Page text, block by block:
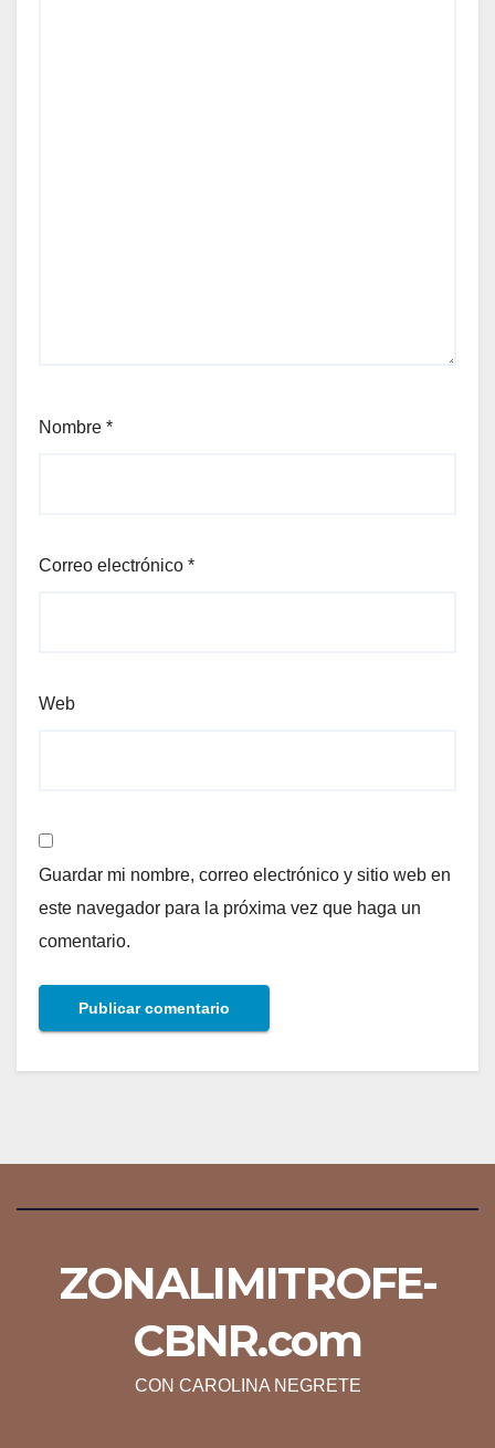
Nombre *
Correo electrónico *
Web
Guardar mi nombre, correo electrónico y sitio web en
este navegador para la próxima vez que haga un
comentario.
ZONALIMITROFE-
CBNR.com
CON CAROLINA NEGRETE